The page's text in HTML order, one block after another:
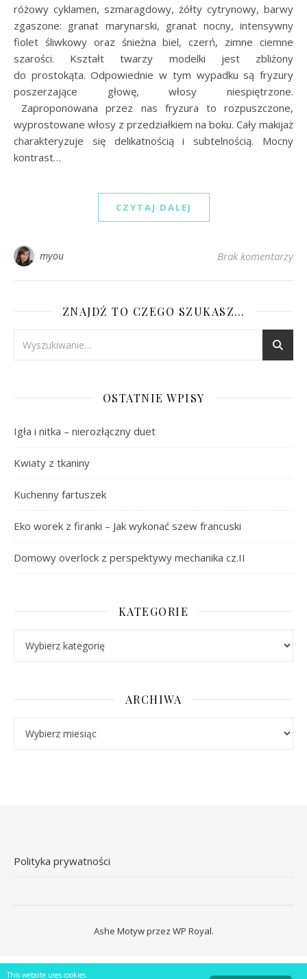
różowy cyklamen, szmaragdowy, żółty cytrynowy, barwy
zgaszone: granat marynarski, granat nocny, intensywny
fiolet śliwkowy oraz śnieżna biel, czerń, zimne ciemne
szarości. Kształt twarzy modelki jest zbliżony
do prostokąta. Odpowiednie w tym wypadku są fryzury
poszerzające głowę, włosy niespiętrzone.
Zaproponowana przez nas fryzura to rozpuszczone,
wyprostowane włosy z przedziałkiem na boku. Cały makijaż
charakteryzuje się delikatnością i subtelnością. Mocny
kontrast…
CZYTAJ DALEJ
myou Brak komentarzy
ZNAJDŹ TO CZEGO SZUKASZ…
OSTATNIE WPISY
Igła i nitka – nierozłączny duet
Kwiaty z tkaniny
Kuchenny fartuszek
Eko worek z firanki – Jak wykonać szew francuski
Domowy overlock z perspektywy mechanika cz.II
KATEGORIE
ARCHIWA
Polityka prywatności
Ashe Motyw przez WP Royal.
This website uses cookies.